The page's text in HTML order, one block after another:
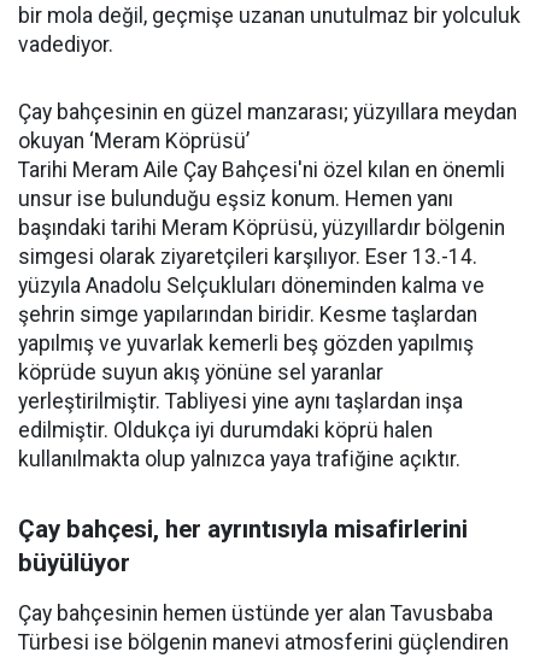
bir mola değil, geçmişe uzanan unutulmaz bir yolculuk
vadediyor.
Çay bahçesinin en güzel manzarası; yüzyıllara meydan
okuyan ‘Meram Köprüsü’
Tarihi Meram Aile Çay Bahçesi'ni özel kılan en önemli
unsur ise bulunduğu eşsiz konum. Hemen yanı
başındaki tarihi Meram Köprüsü, yüzyıllardır bölgenin
simgesi olarak ziyaretçileri karşılıyor. Eser 13.-14.
yüzyıla Anadolu Selçukluları döneminden kalma ve
şehrin simge yapılarından biridir. Kesme taşlardan
yapılmış ve yuvarlak kemerli beş gözden yapılmış
köprüde suyun akış yönüne sel yaranlar
yerleştirilmiştir. Tabliyesi yine aynı taşlardan inşa
edilmiştir. Oldukça iyi durumdaki köprü halen
kullanılmakta olup yalnızca yaya trafiğine açıktır.
Çay bahçesi, her ayrıntısıyla misafirlerini
büyülüyor
Çay bahçesinin hemen üstünde yer alan Tavusbaba
Türbesi ise bölgenin manevi atmosferini güçlendiren